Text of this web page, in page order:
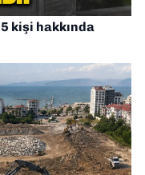
kişi hakkında